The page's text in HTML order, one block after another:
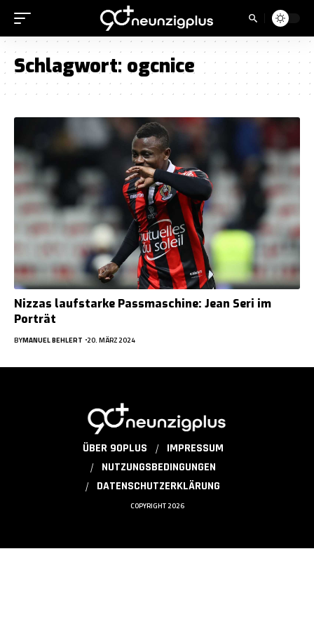
Schlagwort: ogcnice
Nizzas laufstarke Passmaschine: Jean Seri im
Porträt
BYMANUEL BEHLERT 20. MÄRZ 2024
ÜBER 90PLUS
IMPRESSUM
NUTZUNGSBEDINGUNGEN
DATENSCHUTZERKLÄRUNG
COPYRIGHT 2026